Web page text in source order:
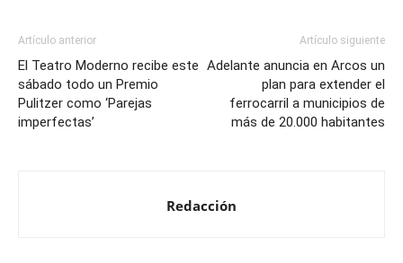
Artículo anterior
El Teatro Moderno recibe este
sábado todo un Premio
Pulitzer como ‘Parejas
imperfectas’
Artículo siguiente
Adelante anuncia en Arcos un
plan para extender el
ferrocarril a municipios de
más de 20.000 habitantes
Redacción